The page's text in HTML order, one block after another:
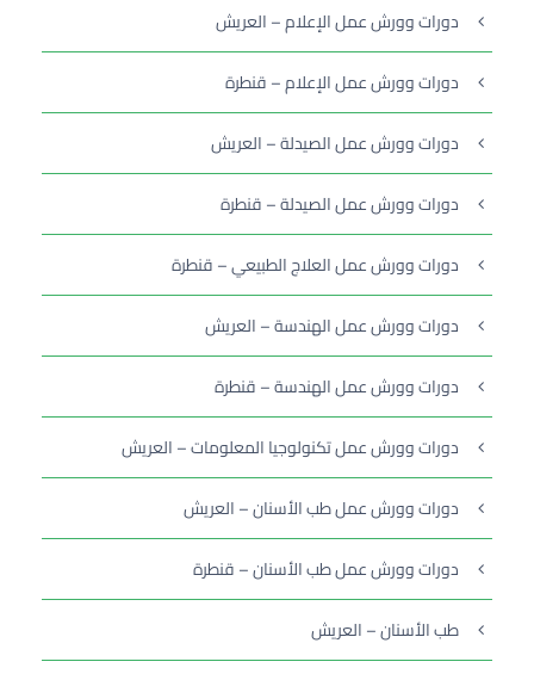
دورات وورش عمل الإعلام – العريش
دورات وورش عمل الإعلام – قنطرة
دورات وورش عمل الصيدلة – العريش
دورات وورش عمل الصيدلة – قنطرة
دورات وورش عمل العلاج الطبيعي – قنطرة
دورات وورش عمل الهندسة – العريش
دورات وورش عمل الهندسة – قنطرة
دورات وورش عمل تكنولوجيا المعلومات – العريش
دورات وورش عمل طب الأسنان – العريش
دورات وورش عمل طب الأسنان – قنطرة
طب الأسنان – العريش